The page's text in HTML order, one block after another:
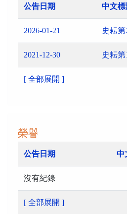
公告日期 中文標
2026-01-21 史耘第
2021-12-30 史耘第
[ 全部展開 ]
榮譽
公告日期 中
沒有紀錄
[ 全部展開 ]